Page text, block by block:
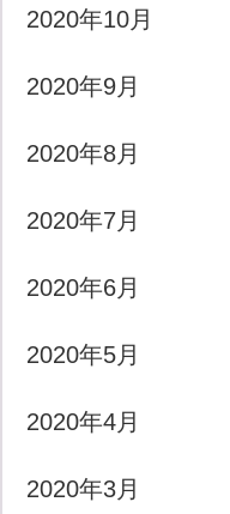
2020年10月
2020年9月
2020年8月
2020年7月
2020年6月
2020年5月
2020年4月
2020年3月